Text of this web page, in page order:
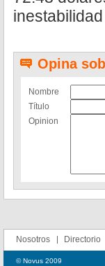
Opina
Nombre
Título
Opinion
Nosotros Directorio
© Novus 2009